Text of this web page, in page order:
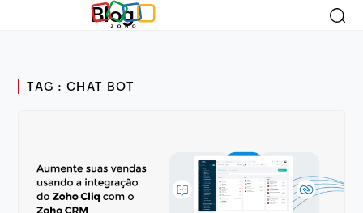
Blog
TAG : CHAT BOT